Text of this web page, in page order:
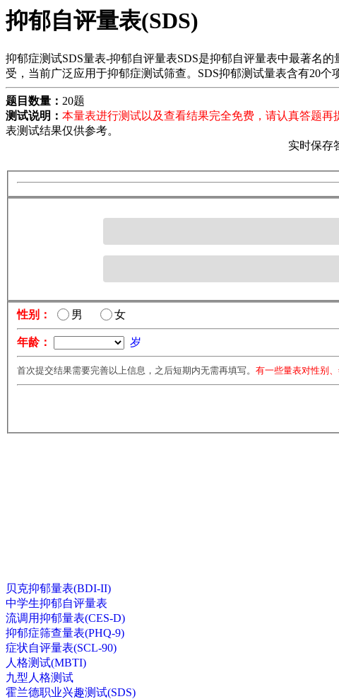
抑郁自评量表(SDS)
抑郁症测试SDS量表-抑郁自评量表SDS是抑郁自评量表中最著名
受，当前广泛应用于抑郁症测试筛查。SDS抑郁测试量表含有20
题目数量： 20题
测试说明： 本量表进行测试以及查看结果完全免费，请认真答题再
表测试结果仅供参考。
实时保存
性别： 男 女
年龄： 岁
首次提交结果需要完善以上信息，之后短期内无需再填写。 有一些量表对性别
贝克抑郁量表(BDI-II)
中学生抑郁自评量表
流调用抑郁量表(CES-D)
抑郁症筛查量表(PHQ-9)
症状自评量表(SCL-90)
人格测试(MBTI)
九型人格测试
霍兰德职业兴趣测试(SDS)